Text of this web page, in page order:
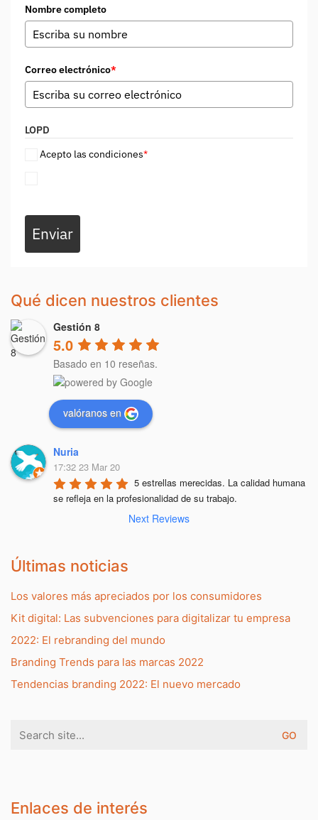
Nombre completo
Correo electrónico*
LOPD
Acepto las condiciones*
Enviar
Qué dicen nuestros clientes
Gestión 8
5.0
Basado en 10 reseñas.
valóranos en
Nuria
17:32 23 Mar 20
5 estrellas merecidas. La calidad humana
se refleja en la profesionalidad de su trabajo.
Next Reviews
Últimas noticias
Los valores más apreciados por los consumidores
Kit digital: Las subvenciones para digitalizar tu empresa
2022: El rebranding del mundo
Branding Trends para las marcas 2022
Tendencias branding 2022: El nuevo mercado
for:
Enlaces de interés